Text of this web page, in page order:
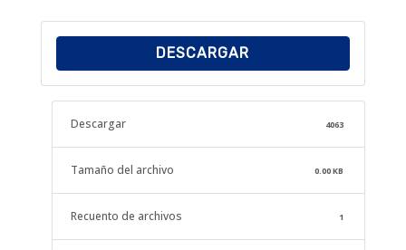
DESCARGAR
Descargar 4063
Tamaño del archivo 0.00 KB
Recuento de archivos 1